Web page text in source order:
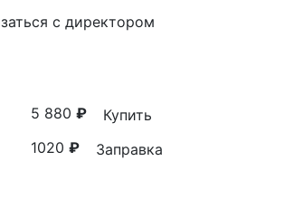
с директором
5 880₽
Купить
1020₽ Заправка